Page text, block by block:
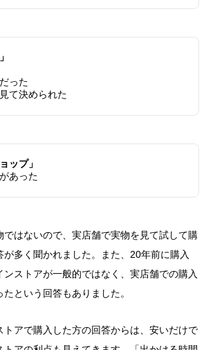
った
て決められた
ップ」
あった
ではないので、実店舗で実物を見て試して購
が多く聞かれました。また、20年前に購入
ンストアが一般的ではなく、実店舗での購入
という回答もありました。
トアで購入した方の回答からは、安いだけで